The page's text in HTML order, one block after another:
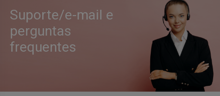
Suporte/e-mail e
perguntas
frequentes